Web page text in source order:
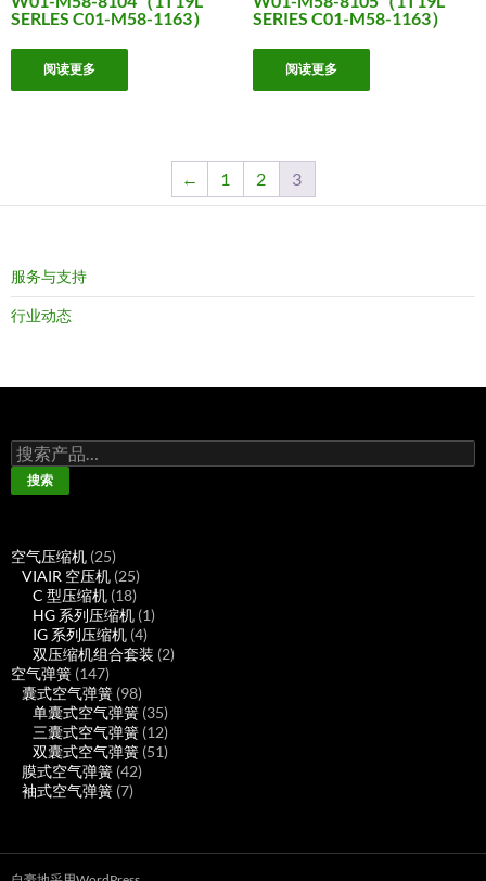
SERLES C01-M58-1163）
阅读更多
SERIES C01-M58-1163）
阅读更多
← 1 2 3
服务与支持
行业动态
搜
索：
搜索
空气压缩机 2525
个
产
品
VIAIR 空压机 2525
个
产
品
C 型压缩机 1818
个
产
品
HG 系列压缩机 11
产
IG 系列压缩机 44
个
双压缩机组合套装 22
空气弹簧 147147
个
产
品
囊式空气弹簧 9898
个
产
品
单囊式空气弹簧 3535
个
产
三囊式空气弹簧 1212
个
双囊式空气弹簧 5151
膜式空气弹簧 4242
袖式空气弹簧 77
品